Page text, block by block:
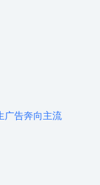
广告奔向主流